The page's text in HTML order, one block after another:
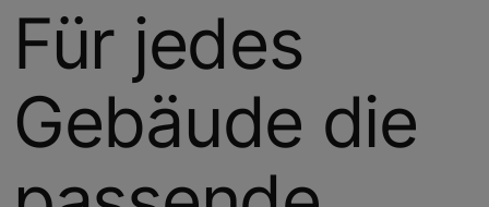
Für jedes
Gebäude die